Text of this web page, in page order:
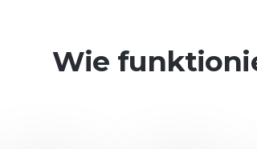
Wie